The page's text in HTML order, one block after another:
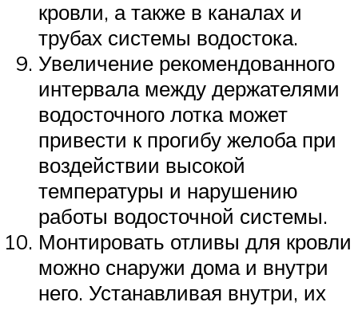
кровли, а также в каналах и
трубах системы водостока.
Увеличение рекомендованного
интервала между держателями
водосточного лотка может
привести к прогибу желоба при
воздействии высокой
температуры и нарушению
работы водосточной системы.
Монтировать отливы для кровли
можно снаружи дома и внутри
него. Устанавливая внутри, их